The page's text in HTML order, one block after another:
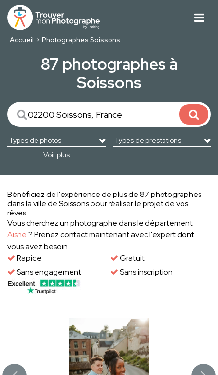
Accueil Photographes Soissons
87 photographes à
Soissons
Voir plus
Bénéficiez de l'expérience de plus de 87 photographes
dans la ville de Soissons pour réaliser le projet de vos
rêves..
Vous cherchez un photographe dans le département
Aisne? Prenez contact maintenant avec l'expert dont
vous avez besoin.
Rapide
Gratuit
Sans engagement
Sans inscription